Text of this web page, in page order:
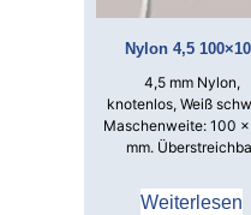
Nylon 4,5
4,5 mm Nylon,
knotenlos, Weiß
Maschenweite: 100
mm.
Weiterlesen